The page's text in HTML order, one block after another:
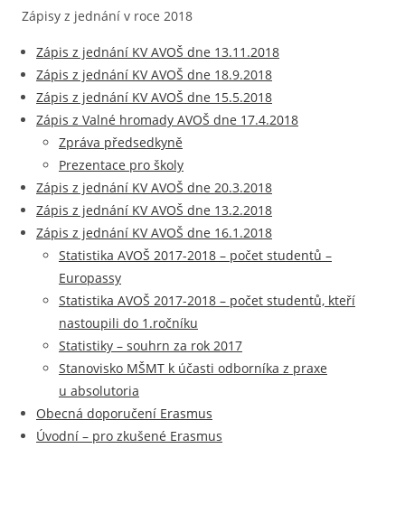
Zápisy z jednání v roce 2018
Zápis z jednání KV AVOŠ dne 13.11.2018
Zápis z jednání KV AVOŠ dne 18.9.2018
Zápis z jednání KV AVOŠ dne 15.5.2018
Zápis z Valné hromady AVOŠ dne 17.4.2018
Zpráva předsedkyně
Prezentace pro školy
Zápis z jednání KV AVOŠ dne 20.3.2018
Zápis z jednání KV AVOŠ dne 13.2.2018
Zápis z jednání KV AVOŠ dne 16.1.2018
Statistika AVOŠ 2017-2018 – počet studentů –
Europassy
Statistika AVOŠ 2017-2018 – počet studentů, kteří
nastoupili do 1.ročníku
Statistiky – souhrn za rok 2017
Stanovisko MŠMT k účasti odborníka z praxe
u absolutoria
Obecná doporučení Erasmus
Úvodní – pro zkušené Erasmus